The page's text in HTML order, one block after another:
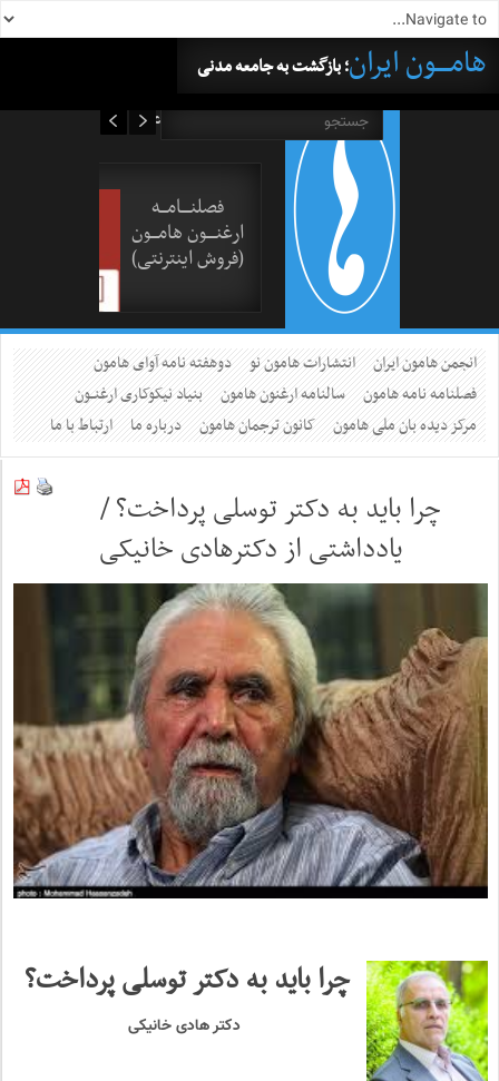
هامــــون ایران؛ بازگشت به جامعه مدنی
فصلنــــامـــه
ارغنــــون هامـــون
(فروش اینترنتی)
انجمن هامون ایران انتشارات هامون نو
دوهفته نامه آوای هامون
فصلنامه نامه هامون
سالنامه ارغنون هامون
بنیاد نیکوکاری ارغنــون
مرکز دیده بان ملی هامون
کانون ترجمان هامون درباره ما ارتباط با ما
چرا باید به دکتر توسلی پرداخت؟ /
یادداشتی از دکترهادی خانیکی
چرا باید به دکتر توسلی پرداخت؟
دکتر هادی خانیکی